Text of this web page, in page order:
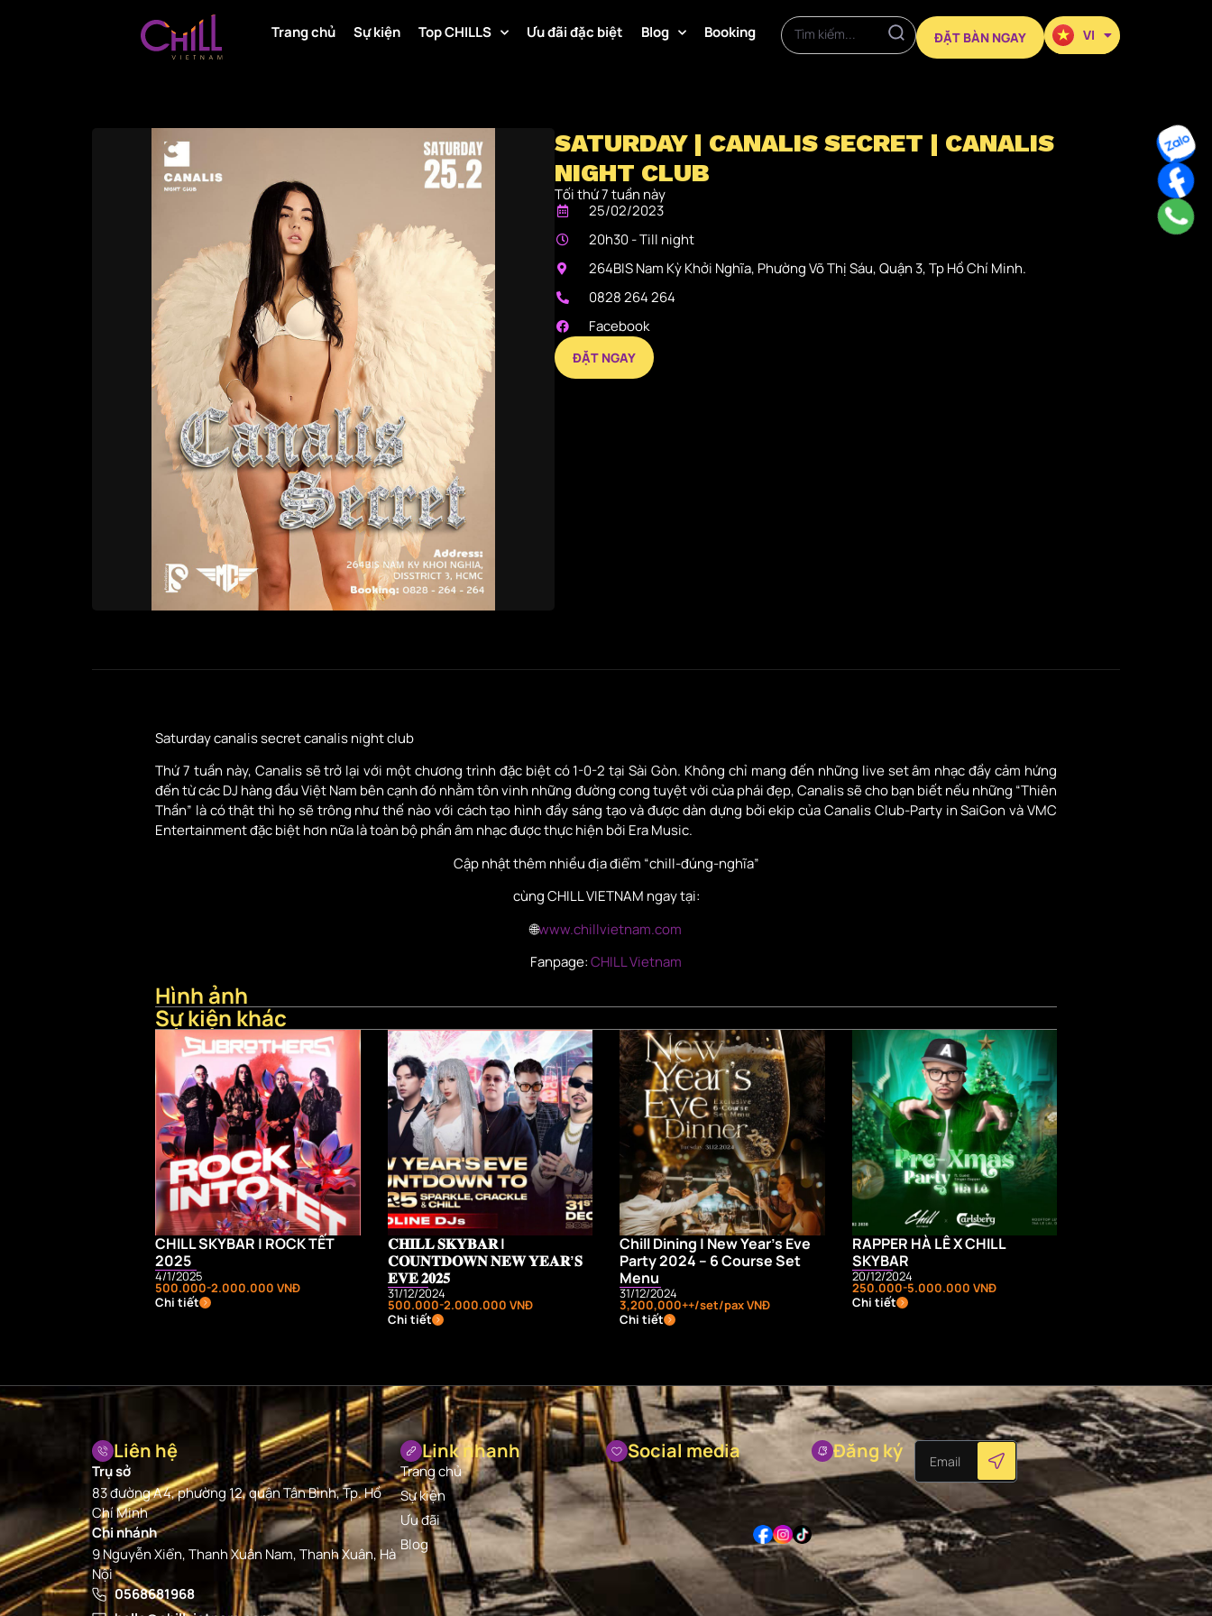
Trang chủ Sự kiện Top CHILLS Ưu đãi đặc biệt Blog Booking ĐẶT BÀN NGAY VI
KO
SATURDAY | CANALIS SECRET | CANALIS
NIGHT CLUB
Tối thứ 7 tuần này
25/02/2023
20h30 - Till night
264BIS Nam Kỳ Khởi Nghĩa, Phường Võ Thị Sáu, Quận 3, Tp Hồ Chí Minh.
0828 264 264
Facebook
ĐẶT NGAY
Saturday canalis secret canalis night club
Thứ 7 tuần này, Canalis sẽ trở lại với một chương trình đặc biệt có 1-0-2 tại Sài Gòn. Không chỉ mang đến những live set âm nhạc đầy cảm hứng
đến từ các DJ hàng đầu Việt Nam bên cạnh đó nhằm tôn vinh những đường cong tuyệt vời của phái đẹp, Canalis sẽ cho bạn biết nếu những “Thiên
Thần” là có thật thì họ sẽ trông như thế nào với cách tạo hình đầy sáng tạo và được dàn dựng bởi ekip của Canalis Club-Party in SaiGon và VMC
Entertainment đặc biệt hơn nữa là toàn bộ phần âm nhạc được thực hiện bởi Era Music.
Cập nhật thêm nhiều địa điểm “chill-đúng-nghĩa”
cùng CHILL VIETNAM ngay tại:
🌐www.chillvietnam.com
Fanpage:CHILL Vietnam
Hình ảnh
Sự kiện khác
CHILL SKYBAR | ROCK TẾT
2025
4/1/2025
500.000-2.000.000 VNĐ
Chi tiết
𝐂𝐇𝐈𝐋𝐋 𝐒𝐊𝐘𝐁𝐀𝐑 |
𝐂𝐎𝐔𝐍𝐓𝐃𝐎𝐖𝐍 𝐍𝐄𝐖 𝐘𝐄𝐀𝐑’𝐒
𝐄𝐕𝐄 𝟐𝟎𝟐𝟓
31/12/2024
500.000-2.000.000 VNĐ
Chi tiết
Chill Dining | New Year’s Eve
Party 2024 – 6 Course Set
Menu
31/12/2024
3,200,000++/set/pax VNĐ
Chi tiết
RAPPER HÀ LÊ X CHILL
SKYBAR
20/12/2024
250.000-5.000.000 VNĐ
Chi tiết
Liên hệ
Trụ sở
83 đường A4, phường 12, quận Tân Bình, Tp. Hồ
Chí Minh
Chi nhánh
9 Nguyễn Xiển, Thanh Xuân Nam, Thanh Xuân, Hà
Nội
0568681968
Link nhanh
Trang chủ
Sự kiện
Ưu đãi
Blog
Social media Đăng ký